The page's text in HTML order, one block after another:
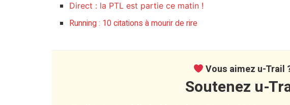
Direct : la PTL est partie ce matin !
Running : 10 citations à mourir de rire
Vous aimez u-Trail
Soutenez u-